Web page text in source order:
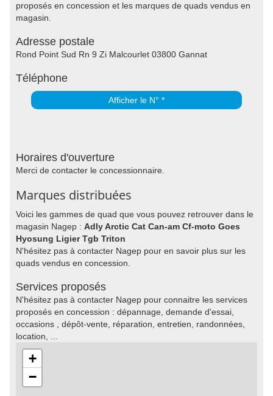
proposés en concession et les marques de quads vendus en
magasin.
Adresse postale
Rond Point Sud Rn 9 Zi Malcourlet 03800 Gannat
Téléphone
Afficher le N° *
Horaires d'ouverture
Merci de contacter le concessionnaire.
Marques distribuées
Voici les gammes de quad que vous pouvez retrouver dans le
magasin Nagep : Adly Arctic Cat Can-am Cf-moto Goes
Hyosung Ligier Tgb Triton
N'hésitez pas à contacter Nagep pour en savoir plus sur les
quads vendus en concession.
Services proposés
N'hésitez pas à contacter Nagep pour connaitre les services
proposés en concession : dépannage, demande d'essai,
occasions , dépôt-vente, réparation, entretien, randonnées,
location, ...
+
−